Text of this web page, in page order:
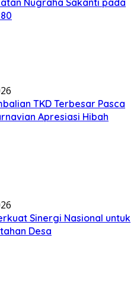
Nugraha Sakanti pada
TKD Terbesar Pasca
Apresiasi Hibah
Sinergi Nasional untuk
Desa